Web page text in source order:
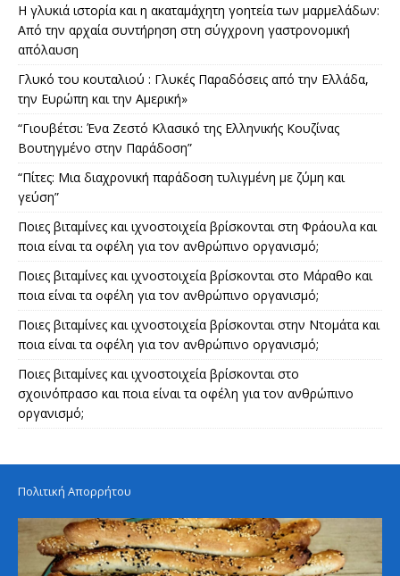
Η γλυκιά ιστορία και η ακαταμάχητη γοητεία των μαρμελάδων:
Από την αρχαία συντήρηση στη σύγχρονη γαστρονομική
απόλαυση
Γλυκό του κουταλιού : Γλυκές Παραδόσεις από την Ελλάδα,
την Ευρώπη και την Αμερική»
“Γιουβέτσι: Ένα Ζεστό Κλασικό της Ελληνικής Κουζίνας
Βουτηγμένο στην Παράδοση”
“Πίτες: Μια διαχρονική παράδοση τυλιγμένη με ζύμη και
γεύση”
Ποιες βιταμίνες και ιχνοστοιχεία βρίσκονται στη Φράουλα και
ποια είναι τα οφέλη για τον ανθρώπινο οργανισμό;
Ποιες βιταμίνες και ιχνοστοιχεία βρίσκονται στο Μάραθο και
ποια είναι τα οφέλη για τον ανθρώπινο οργανισμό;
Ποιες βιταμίνες και ιχνοστοιχεία βρίσκονται στην Ντομάτα και
ποια είναι τα οφέλη για τον ανθρώπινο οργανισμό;
Ποιες βιταμίνες και ιχνοστοιχεία βρίσκονται στο
σχοινόπρασο και ποια είναι τα οφέλη για τον ανθρώπινο
οργανισμό;
Πολιτική Απορρήτου